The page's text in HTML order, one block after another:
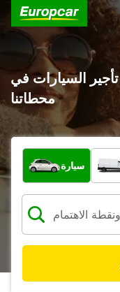
تأجير السيارات في Πρωταράς : اكتشف جميع
محطاتنا
ما نوع المركبة؟
سيارة